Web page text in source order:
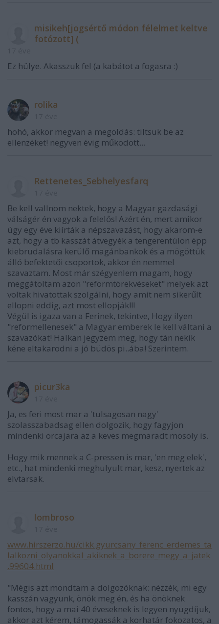
misikeh[jogsértő módon félelmet keltve
fotózott] (
Ez hülye. Akasszuk fel (a kabátot a fogasra :)
rolika
hohó, akkor megvan a megoldás: tiltsuk be az
ellenzéket! negyven évig működött...
Rettenetes_Sebhelyesfarq
Be kell vallnom nektek, hogy a Magyar gazdasági
válságér én vagyok a felelős! Azért én, mert amikor
úgy egy éve kiírták a népszavazást, hogy akarom-e
azt, hogy a tb kasszát átvegyék a tengerentúlon épp
kiebrudalásra kerülő magánbankok és a mögöttük
álló befektetői csoportok, akkor én nemmel
szavaztam. Most már szégyenlem magam, hogy
meggátoltam azon "reformtörekvéseket" melyek azt
voltak hivatottak szolgálni, hogy amit nem sikerűlt
ellopni eddig, azt most ellopják!!!
Végül is igaza van a Ferinek, tekintve, Hogy ilyen
"reformellenesek" a Magyar emberek le kell váltani a
szavazókat! Halkan jegyzem meg, hogy tán nekik
kéne eltakarodni a jó büdös pi..ába! Szerintem.
picur3ka
Ja, es feri most mar a 'tulsagosan nagy'
szolasszabadsag ellen dolgozik, hogy fagyjon
mindenki orcajara az a keves megmaradt mosoly is.
Hogy mik mennek a C-pressen is mar, 'en meg elek',
etc., hat mindenki meghulyult mar, kesz, nyertek az
elvtarsak.
lombroso
www.hirszerzo.hu/cikk.gyurcsany_ferenc_erdemes_ta
lalkozni_olyanokkal_akiknek_a_borere_megy_a_jatek
.99604.html
"Mégis azt mondtam a dolgozóknak: nézzék, mi egy
kasszán vagyunk, önök meg én, és ha önöknek
fontos, hogy a mai 40 éveseknek is legyen nyugdíjuk,
akkor azt kérem, támogassák a korhatár fokozatos, a